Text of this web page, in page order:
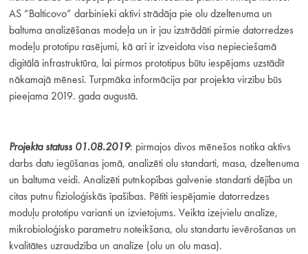
AS “Balticovo” darbinieki aktīvi strādāja pie olu dzeltenuma un
baltuma analizēšanas modeļa un ir jau izstrādāti pirmie datorredzes
modeļu prototipu rasējumi, kā arī ir izveidota visa nepieciešamā
digitālā infrastruktūra, lai pirmos prototipus būtu iespējams uzstādīt
nākamajā mēnesī. Turpmāka informācija par projekta virzību būs
pieejama 2019. gada augustā.
Projekta statuss 01.08.2019: pirmajos divos mēnešos notika aktīvs
darbs datu iegūšanas jomā, analizēti olu standarti, masa, dzeltenuma
un baltuma veidi. Analizēti putnkopības galvenie standarti dējība un
citas putnu fizioloģiskās īpašības. Pētīti iespējamie datorredzes
moduļu prototipu varianti un izvietojums. Veikta izejvielu analīze,
mikrobioloģisko parametru noteikšana, olu standartu ievērošanas un
kvalitātes uzraudzība un analīze (olu un olu masa).